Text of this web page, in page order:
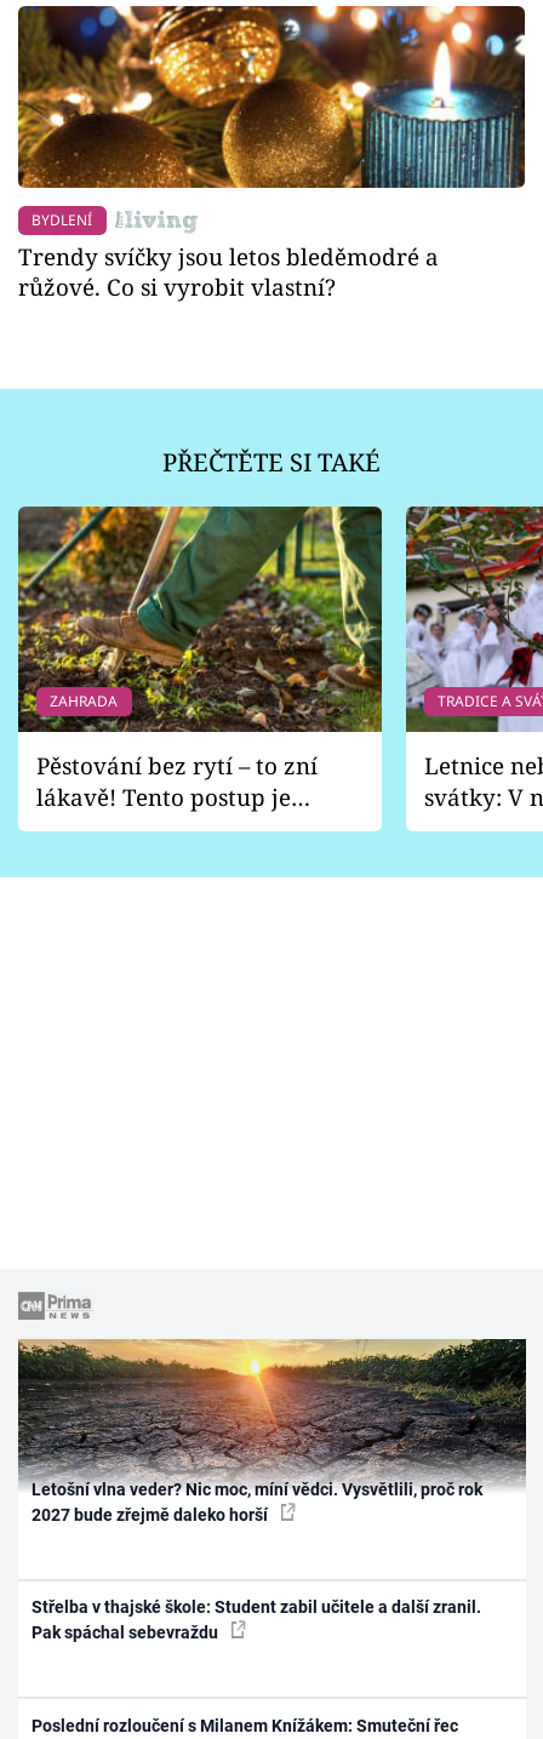
BYDLENÍ
Trendy svíčky jsou letos bleděmodré a
růžové. Co si vyrobit vlastní?
PŘEČTĚTE SI TAKÉ
ZAHRADA
Pěstování bez rytí – to zní
lákavě! Tento postup je
vhodný jen pro některé
TRADICE A
Letnice
svátky: V
pondělí
Letošní vlna veder? Nic moc, míní vědci. Vysvětlili, proč rok
2027 bude zřejmě daleko horší
Střelba v thajské škole: Student zabil učitele a další zranil.
Pak spáchal sebevraždu
Poslední rozloučení s Milanem Knížákem: Smuteční řec